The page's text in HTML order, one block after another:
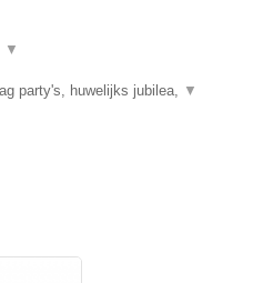
▼
party's, huwelijks jubilea, ▼